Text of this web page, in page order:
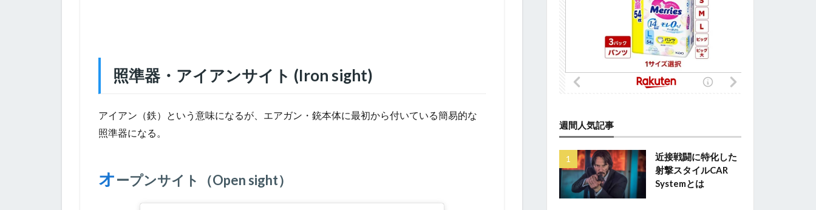
照準器・アイアンサイト (Iron sight)
アイアン（鉄）という意味になるが、エアガン・銃本体に最初から付いている簡易的な
照準器になる。
オープンサイト（Open sight）
週間人気記事
近接戦闘に特化した
射撃スタイルCAR
Systemとは